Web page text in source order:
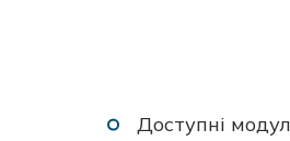
Доступні